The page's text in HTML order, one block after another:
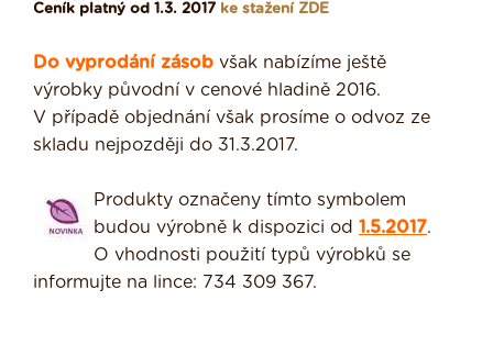
Ceník platný od 1.3. 2017 ke stažení ZDE
Do vyprodání zásob však nabízíme ještě
výrobky původní v cenové hladině 2016.
V případě objednání však prosíme o odvoz ze
skladu nejpozději do 31.3.2017.
Produkty označeny tímto symbolem
budou výrobně k dispozici od 1.5.2017.
O vhodnosti použití typů výrobků se
informujte na lince: 734 309 367.